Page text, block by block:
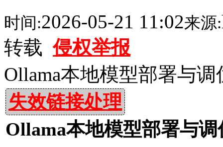
时间:2026-05-21 11:02来源:
转载侵权举报
Ollama本地模型部署与
失效链接处理
Ollama本地模型部署与